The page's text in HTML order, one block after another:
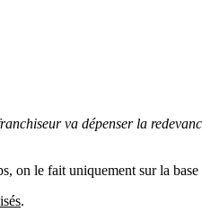
va dépenser la
on le fait uniquement sur la
.